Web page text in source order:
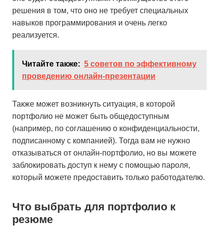
решения в том, что оно не требует специальных
навыков программирования и очень легко
реализуется.
Читайте также: 5 советов по эффективному
проведению онлайн-презентации
Также может возникнуть ситуация, в которой
портфолио не может быть общедоступным
(например, по соглашению о конфиденциальности,
подписанному с компанией). Тогда вам не нужно
отказываться от онлайн-портфолио, но вы можете
заблокировать доступ к нему с помощью пароля,
который можете предоставить только работодателю.
Что выбрать для портфолио к
резюме